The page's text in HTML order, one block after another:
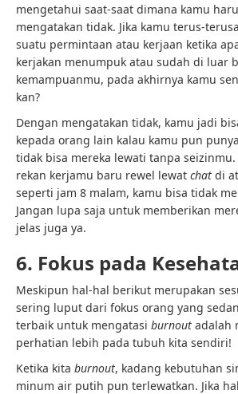
mengetahui saat-saat dimana kamu
mengatakan tidak. Jika kamu terus-
suatu permintaan atau kerjaan ketika
kerjakan menumpuk atau sudah di luar
kemampuanmu, pada akhirnya kamu
kan?
Dengan mengatakan tidak, kamu jadi
kepada orang lain kalau kamu pun punya
tidak bisa mereka lewati tanpa seizinmu.
rekan kerjamu baru rewel lewat chat di
seperti jam 8 malam, kamu bisa tidak
Jangan lupa saja untuk memberikan
jelas juga ya.
6. Fokus pada
Meskipun hal-hal berikut merupakan
sering luput dari fokus orang yang
terbaik untuk mengatasi burnout adalah
perhatian lebih pada tubuh kita sendiri!
Ketika kita burnout, kadang kebutuhan
minum air putih pun terlewatkan. Jika